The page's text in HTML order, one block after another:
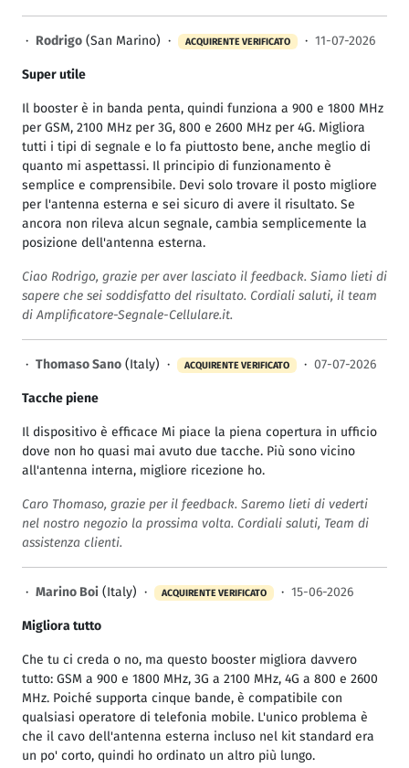
· Rodrigo (San Marino) · ACQUIRENTE VERIFICATO · 11-07-2026
Super utile
Il booster è in banda penta, quindi funziona a 900 e 1800 MHz
per GSM, 2100 MHz per 3G, 800 e 2600 MHz per 4G. Migliora
tutti i tipi di segnale e lo fa piuttosto bene, anche meglio di
quanto mi aspettassi. Il principio di funzionamento è
semplice e comprensibile. Devi solo trovare il posto migliore
per l'antenna esterna e sei sicuro di avere il risultato. Se
ancora non rileva alcun segnale, cambia semplicemente la
posizione dell'antenna esterna.
Ciao Rodrigo, grazie per aver lasciato il feedback. Siamo lieti di
sapere che sei soddisfatto del risultato. Cordiali saluti, il team
di Amplificatore-Segnale-Cellulare.it.
· Thomaso Sano (Italy) · ACQUIRENTE VERIFICATO · 07-07-2026
Tacche piene
Il dispositivo è efficace Mi piace la piena copertura in ufficio
dove non ho quasi mai avuto due tacche. Più sono vicino
all'antenna interna, migliore ricezione ho.
Caro Thomaso, grazie per il feedback. Saremo lieti di vederti
nel nostro negozio la prossima volta. Cordiali saluti, Team di
assistenza clienti.
· Marino Boi (Italy) · ACQUIRENTE VERIFICATO · 15-06-2026
Migliora tutto
Che tu ci creda o no, ma questo booster migliora davvero
tutto: GSM a 900 e 1800 MHz, 3G a 2100 MHz, 4G a 800 e 2600
MHz. Poiché supporta cinque bande, è compatibile con
qualsiasi operatore di telefonia mobile. L'unico problema è
che il cavo dell'antenna esterna incluso nel kit standard era
un po' corto, quindi ho ordinato un altro più lungo.